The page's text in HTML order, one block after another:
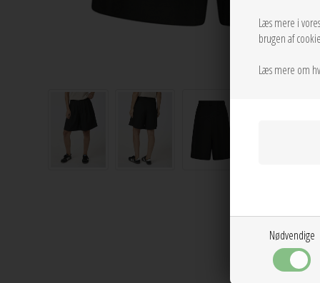
Læs mere i vores
brugen af
Læs mere om
Nødvendige